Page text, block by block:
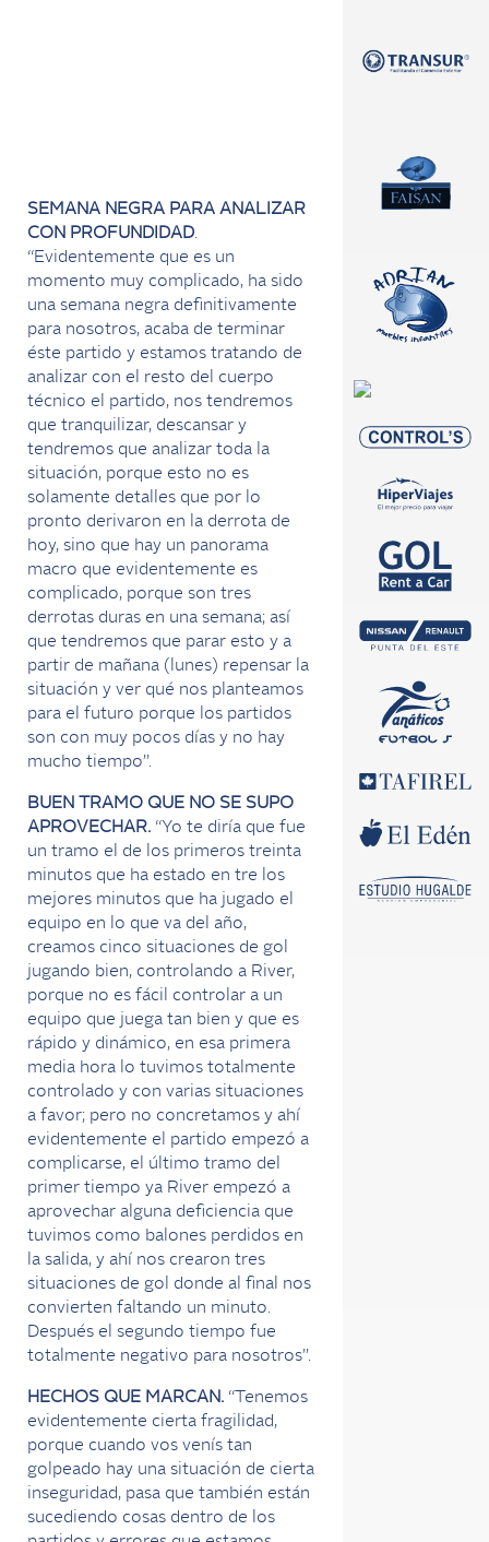
SEMANA NEGRA PARA ANALIZAR
CON PROFUNDIDAD.
“Evidentemente que es un
momento muy complicado, ha sido
una semana negra definitivamente
para nosotros, acaba de terminar
éste partido y estamos tratando de
analizar con el resto del cuerpo
técnico el partido, nos tendremos
que tranquilizar, descansar y
tendremos que analizar toda la
situación, porque esto no es
solamente detalles que por lo
pronto derivaron en la derrota de
hoy, sino que hay un panorama
macro que evidentemente es
complicado, porque son tres
derrotas duras en una semana; así
que tendremos que parar esto y a
partir de mañana (lunes) repensar la
situación y ver qué nos planteamos
para el futuro porque los partidos
son con muy pocos días y no hay
mucho tiempo”.
BUEN TRAMO QUE NO SE SUPO
APROVECHAR. “Yo te diría que fue
un tramo el de los primeros treinta
minutos que ha estado en tre los
mejores minutos que ha jugado el
equipo en lo que va del año,
creamos cinco situaciones de gol
jugando bien, controlando a River,
porque no es fácil controlar a un
equipo que juega tan bien y que es
rápido y dinámico, en esa primera
media hora lo tuvimos totalmente
controlado y con varias situaciones
a favor; pero no concretamos y ahí
evidentemente el partido empezó a
complicarse, el último tramo del
primer tiempo ya River empezó a
aprovechar alguna deficiencia que
tuvimos como balones perdidos en
la salida, y ahí nos crearon tres
situaciones de gol donde al final nos
convierten faltando un minuto.
Después el segundo tiempo fue
totalmente negativo para nosotros”.
HECHOS QUE MARCAN. “Tenemos
evidentemente cierta fragilidad,
porque cuando vos venís tan
golpeado hay una situación de cierta
inseguridad, pasa que también están
sucediendo cosas dentro de los